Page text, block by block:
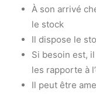
À son arrivé
le stock
Il dispose le
Si besoin est,
les rapporte à
Il peut être